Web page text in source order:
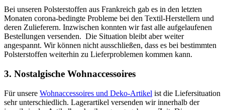
Bei unseren Polsterstoffen aus Frankreich gab es in den letzten
Monaten corona-bedingte Probleme bei den Textil-Herstellern und
deren Zulieferern. Inzwischen konnten wir fast alle aufgelaufenen
Bestellungen versenden. Die Situation bleibt aber weiter
angespannt. Wir können nicht ausschließen, dass es bei bestimmten
Polsterstoffen weiterhin zu Lieferproblemen kommen kann.
3. Nostalgische Wohnaccessoires
Für unsere Wohnaccessoires und Deko-Artikel ist die Liefersituation
sehr unterschiedlich. Lagerartikel versenden wir innerhalb der